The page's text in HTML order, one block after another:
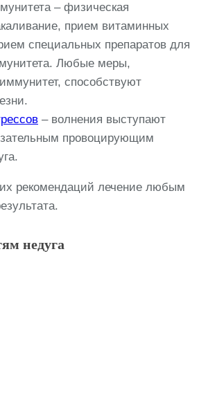
– физическая
прием витаминных
специальных препаратов для
Любые меры,
способствуют
– волнения выступают
провоцирующим
рекомендаций лечение любым
недуга